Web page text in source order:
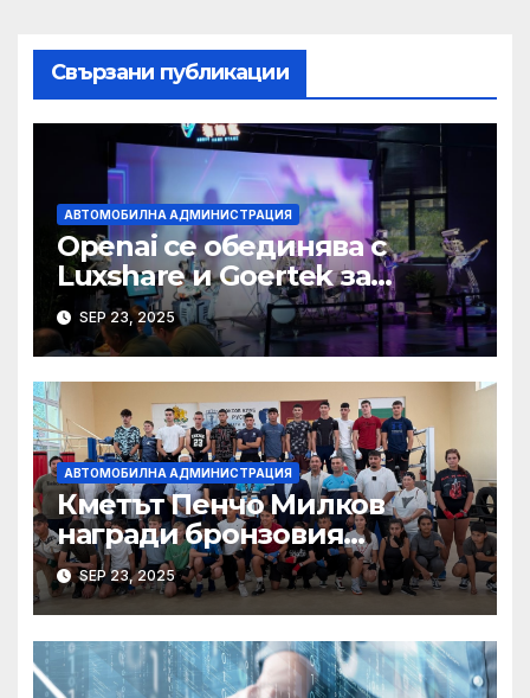
Свързани публикации
АВТОМОБИЛНА АДМИНИСТРАЦИЯ
Openai се обединява с
Luxshare и Goertek за
разработване на ново AI
устройство · Technode
SEP 23, 2025
АВТОМОБИЛНА АДМИНИСТРАЦИЯ
Кметът Пенчо Милков
награди бронзовия
медалист от Световното по
бокс Радослав Росенов
SEP 23, 2025